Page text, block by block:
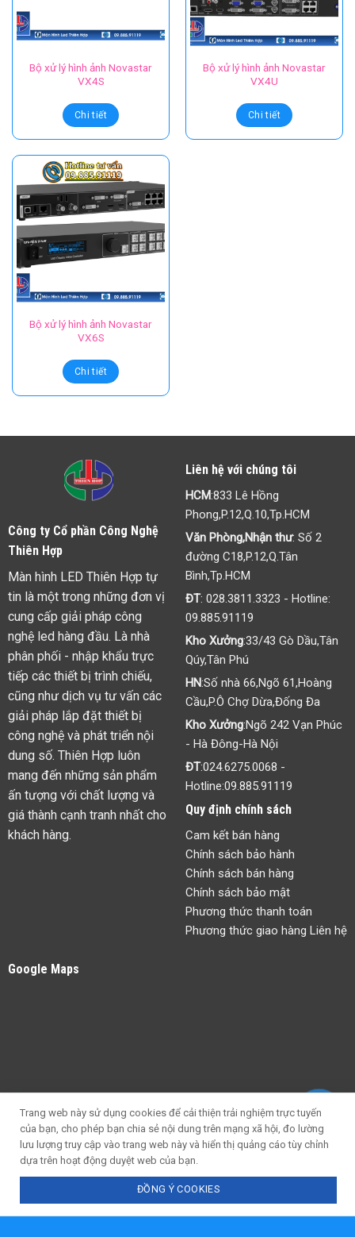
Bộ xử lý hình ảnh Novastar
VX4S
Chi tiết
Bộ xử lý hình ảnh Novastar
VX4U
Chi tiết
Bộ xử lý hình ảnh Novastar
VX6S
Chi tiết
Công ty Cổ phần Công Nghệ
Thiên Hợp
Màn hình LED Thiên Hợp tự
tin là một trong những đơn vị
cung cấp giải pháp công
nghệ led hàng đầu. Là nhà
phân phối - nhập khẩu trực
tiếp các thiết bị trình chiếu,
cũng như dịch vụ tư vấn các
giải pháp lắp đặt thiết bị
công nghệ và phát triển nội
dung số. Thiên Hợp luôn
mang đến những sản phẩm
ấn tượng với chất lượng và
giá thành cạnh tranh nhất cho
khách hàng.
Liên hệ với chúng tôi
HCM:833 Lê Hồng
Phong,P.12,Q.10,Tp.HCM
Văn Phòng,Nhận thư: Số 2
đường C18,P.12,Q.Tân
Bình,Tp.HCM
ĐT: 028.3811.3323 - Hotline:
09.885.91119
Kho Xưởng:33/43 Gò Dầu,Tân
Qúy,Tân Phú
HN:Số nhà 66,Ngõ 61,Hoàng
Cầu,P.Ô Chợ Dừa,Đống Đa
Kho Xưởng:Ngõ 242 Vạn Phúc
- Hà Đông-Hà Nội
ĐT:024.6275.0068 -
Hotline:09.885.91119
Quy định chính sách
Cam kết bán hàng
Chính sách bảo hành
Chính sách bán hàng
Chính sách bảo mật
Phương thức thanh toán
Phương thức giao hàng Liên hệ
Google Maps
Trang web này sử dụng cookies để cải thiện trải nghiệm trực tuyến
của bạn, cho phép bạn chia sẻ nội dung trên mạng xã hội, đo lường
lưu lượng truy cập vào trang web này và hiển thị quảng cáo tùy chỉnh
dựa trên hoạt động duyệt web của bạn.
ĐỒNG Ý COOKIES
Chat với tư vấn viên